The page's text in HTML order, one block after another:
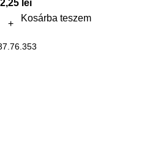
2,25 lei
Kosárba teszem